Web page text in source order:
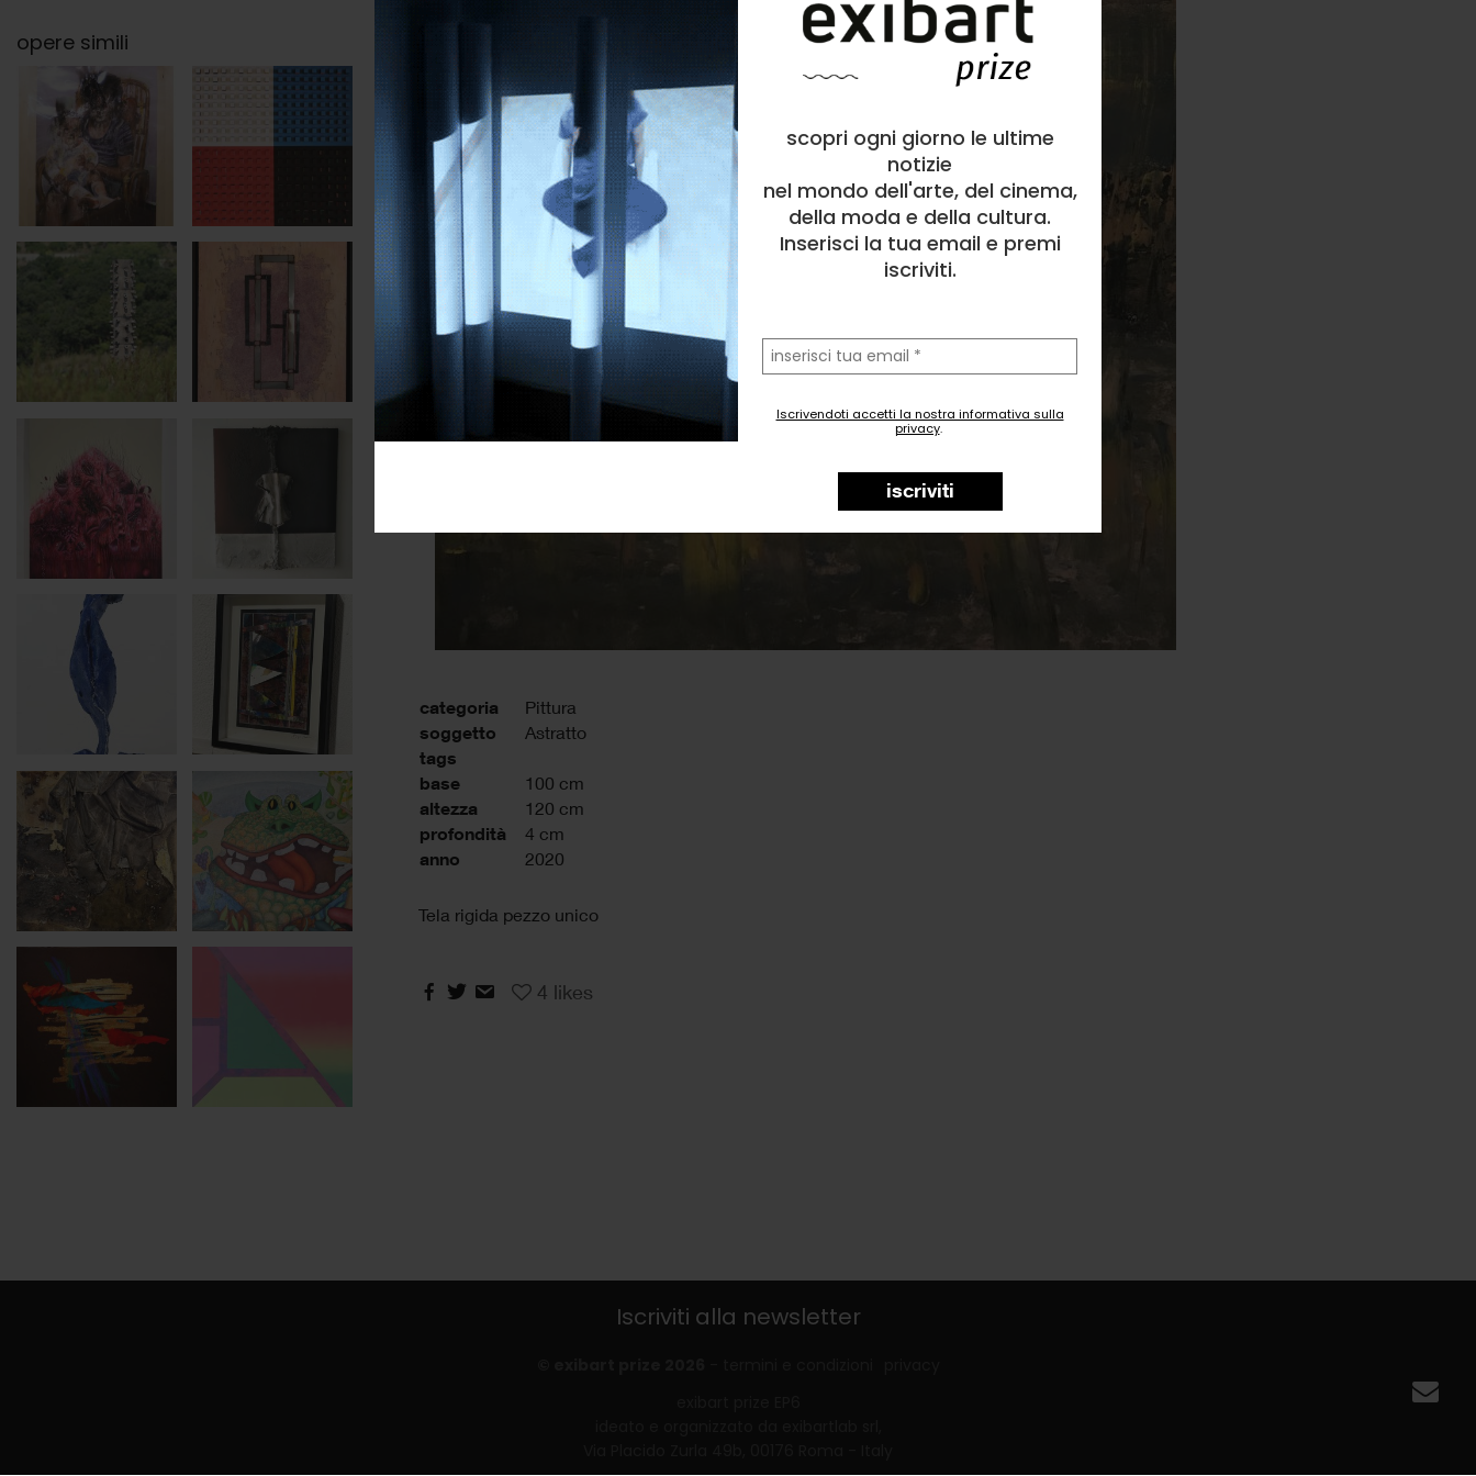
scopri ogni giorno le ultime
notizie
nel mondo dell'arte, del cinema,
della moda e della cultura.
Inserisci la tua email e premi
iscriviti.
la
tua
email
Iscrivendoti accetti la nostra informativa sulla
privacy.
iscriviti
categoria Pittura
soggetto Astratto
tags
base
100 cm
altezza 120 cm
profondità 4 cm
anno 2020
Tela rigida pezzo unico
4 likes
opere simili
Iscriviti alla newsletter